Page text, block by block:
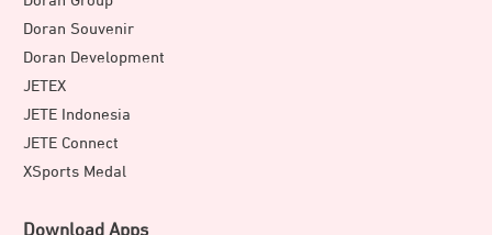
Doran Souvenir
Doran Development
JETEX
JETE Indonesia
JETE Connect
XSports Medal
Download Apps